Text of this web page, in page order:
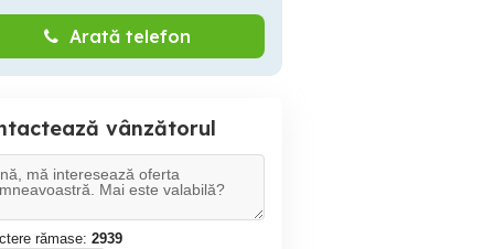
Arată telefon
vânzătorul
rămase: 2939